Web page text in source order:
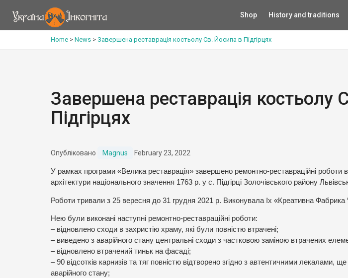
Shop History and traditions
Home > News > Завершена реставрація костьолу Св. Йосипа в Підгірцях
Завершена реставрація костьолу
Підгірцях
Опубліковано Magnus February 23, 2022
У рамках програми «Велика реставрація» завершено ремонтно-реставраційні роботи
архітектури національного значення 1763 р. у с. Підгірці Золочівського району
Роботи тривали з 25 вересня до 31 грудня 2021 р. Виконувала їх «Креативна Фабрика
Нею були виконані наступні ремонтно-реставраційні роботи:
– відновлено сходи в захристію храму, які були повністю втрачені;
– виведено з аварійного стану центральні сходи з частковою заміною втрачених
– відновлено втрачений тиньк на фасаді;
– 90 відсотків карнизів та тяг повністю відтворено згідно з автентичними лекалами,
аварійного стану;